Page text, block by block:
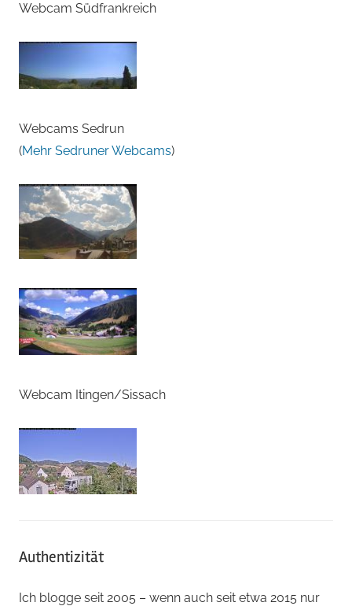
Webcam Südfrankreich
Webcams Sedrun
(Mehr Sedruner Webcams)
Webcam Itingen/Sissach
Authentizität
Ich blogge seit 2005 – wenn auch seit etwa 2015 nur